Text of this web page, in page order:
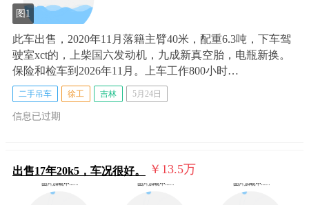
图1
此车出售，2020年11月落籍主臂40米，配重6.3吨，下车驾
驶室xct的，上柴国六发动机，九成新真空胎，电瓶新换。
保险和检车到2026年11月。上车工作800小时…
二手吊车 徐工 吉林 5月24日
信息已过期
出售17年20k5，车况很好。 ￥13.5万